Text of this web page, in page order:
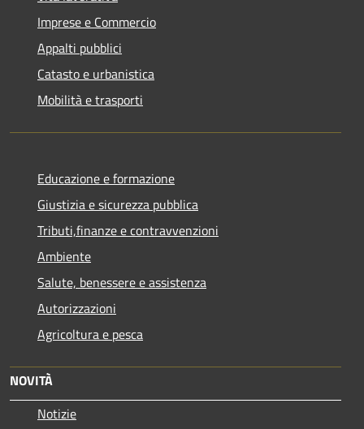
Imprese e Commercio
Appalti pubblici
Catasto e urbanistica
Mobilità e trasporti
Educazione e formazione
Giustizia e sicurezza pubblica
Tributi,finanze e contravvenzioni
Ambiente
Salute, benessere e assistenza
Autorizzazioni
Agricoltura e pesca
NOVITÀ
Notizie